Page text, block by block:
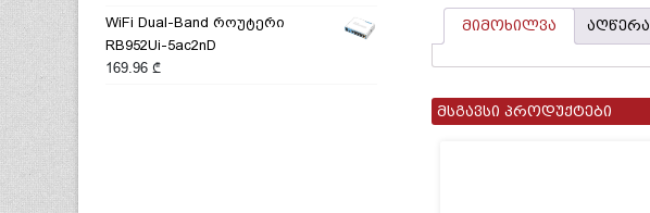
WiFi Dual-Band როუტერი
RB952Ui-5ac2nD
169.96 ₾
მიმოხილვა აღწერა
მსგავსი პროდუქტები